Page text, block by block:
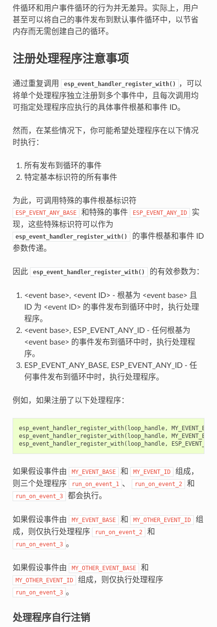
件循环和用户事件循环的行为并无差异。实际上，用户
甚至可以将自己的事件发布到默认事件循环中，以节省
内存而无需创建自己的循环。
注册处理程序注意事项
通过重复调用 esp_event_handler_register_with()
，可以
将单个处理程序独立注册到多个事件中，且每次调用均
可指定处理程序应执行的具体事件根基和事件 ID。
然而，在某些情况下，你可能希望处理程序在以下情况
时执行：
所有发布到循环的事件
特定基本标识符的所有事件
为此，可调用特殊的事件根基标识符
ESP_EVENT_ANY_BASE 和特殊的事件 ESP_EVENT_ANY_ID
实
现，这些特殊标识符可以作为
esp_event_handler_register_with()
的事件根基和事件 ID
参数传递。
因此 esp_event_handler_register_with() 的有效参数为：
<event base>, <event ID> - 根基为 <event base> 且
ID 为 <event ID> 的事件发布到循环中时，执行处理
程序。
<event base>, ESP_EVENT_ANY_ID - 任何根基为
<event base> 的事件发布到循环中时，执行处理程
序。
ESP_EVENT_ANY_BASE, ESP_EVENT_ANY_ID - 任
何事件发布到循环中时，执行处理程序。
例如，如果注册了以下处理程序：
esp_event_handler_register_with( loop_handle, MY_EVENT_BASE
esp_event_handler_register_with( loop_handle, MY_EVENT_BASE
esp_event_handler_register_with( loop_handle,
如果假设事件由 MY_EVENT_BASE 和 MY_EVENT_ID
组成，
则三个处理程序
run_on_event_1 、 run_on_event_2 和
run_on_event_3 都会执行。
如果假设事件由 MY_EVENT_BASE 和 MY_OTHER_EVENT_ID
组
成，则仅执行处理程序
run_on_event_2 和
run_on_event_3 。
如果假设事件由 MY_OTHER_EVENT_BASE 和
MY_OTHER_EVENT_ID 组成，则仅执行处理程序
run_on_event_3 。
处理程序自行注销